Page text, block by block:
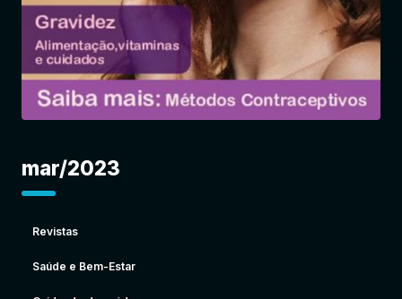
mar/2023
Revistas
Saúde e Bem-Estar